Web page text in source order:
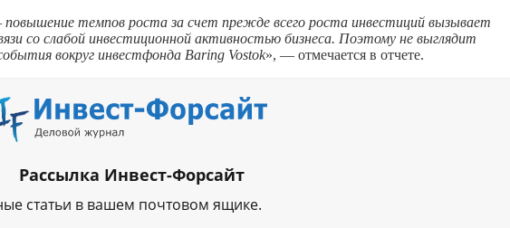
повышение темпов роста за счет прежде всего роста инвестиций вызывает
со слабой инвестиционной активностью бизнеса. Поэтому не выглядит
вокруг инвестфонда Baring Vostok», — отмечается в отчете.
Рассылка Инвест-Форсайт
статьи в вашем почтовом ящике.